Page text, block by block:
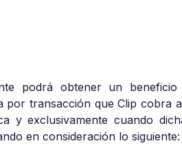
podrá obtener un
transacción que Clip cobra
y exclusivamente cuando
en consideración lo siguiente: